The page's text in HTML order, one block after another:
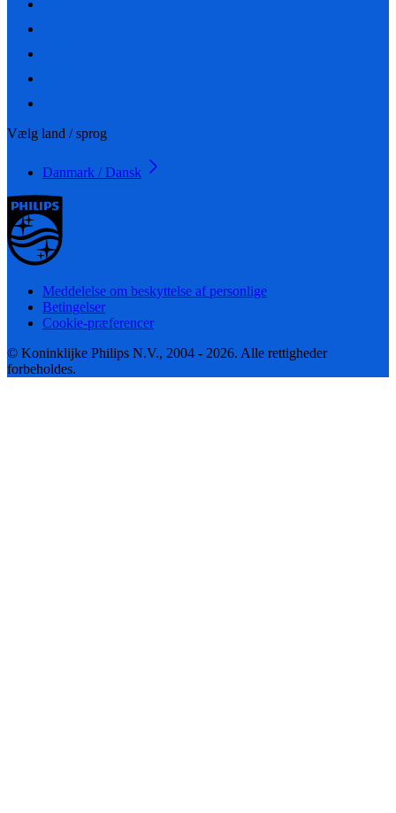
Vælg land / sprog
Danmark / Dansk
Meddelelse om beskyttelse af personlige
Betingelser
Cookie-præferencer
© Koninklijke Philips N.V., 2004 - 2026. Alle rettigheder
forbeholdes.